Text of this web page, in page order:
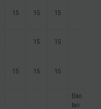
15 15 15
15 15
15 15 15
Đào
tạo